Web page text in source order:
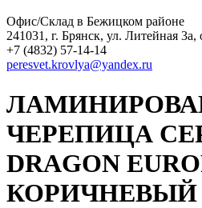
Офис/Склад в Бежицком районе
241031, г. Брянск, ул. Литейная 3а,
+7 (4832) 57-14-14
peresvet.krovlya@yandex.ru
ЧЕРЕПИЦА
DRAGON
КОРИЧНЕВЫЙ